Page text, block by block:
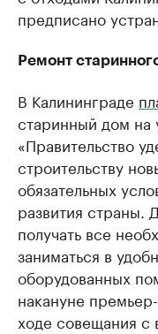
предписано
Ремонт
В Калининграде
старинный дом на
«Правительство
строительству
обязательных
развития страны.
получать все
заниматься в
оборудованных
накануне
ходе совещания с